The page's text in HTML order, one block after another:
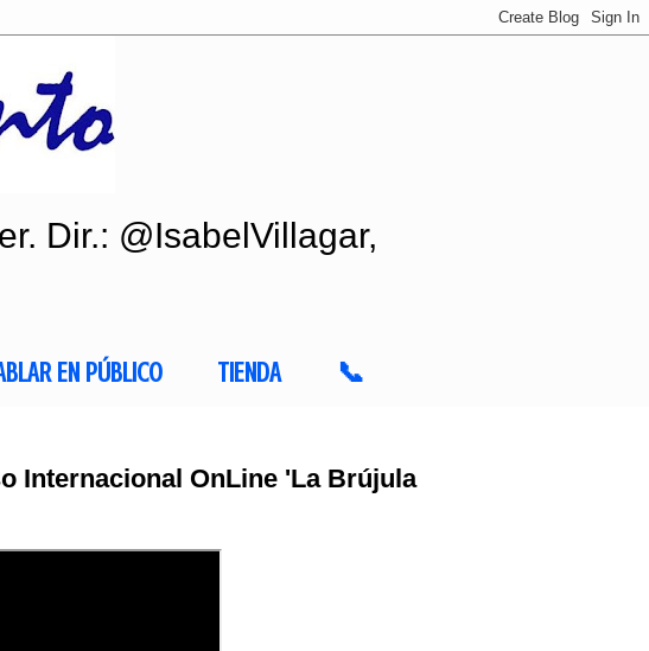
Dir.: @IsabelVillagar,
EN PÚBLICO TIENDA 📞
Internacional OnLine 'La Brújula